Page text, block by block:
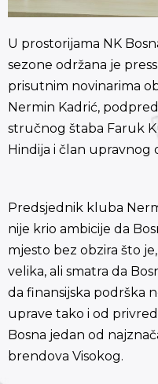
U prostorijama NK
sezone održana je
prisutnim novinarima
Nermin Kadrić,
stručnog štaba Faruk
Hindija i član upravnog
Predsjednik kluba
nije krio ambicije da
mjesto bez obzira što
velika, ali smatra da
da finansijska podrška
uprave tako i od
Bosna jedan od
brendova Visokog.